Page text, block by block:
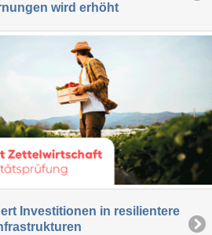
wird erhöht
Investitionen in resilientere